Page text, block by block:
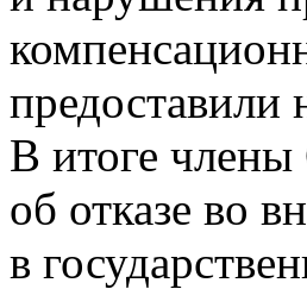
предоставили
В итоге
об отказе во
в